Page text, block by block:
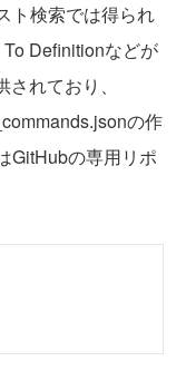
ト検索では得られ
Definitionなどが
れており、
の作
GitHubの専用リポ